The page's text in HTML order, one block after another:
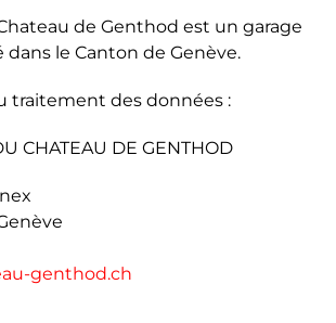
de Genthod est un garage
le Canton de Genève.
traitement des données :
CHATEAU DE GENTHOD
genthod.ch